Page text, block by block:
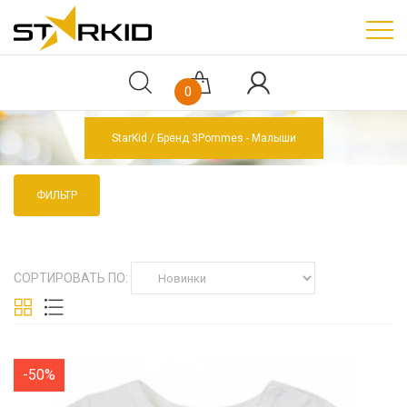
0
StarKid Бренд 3Pommes - Малыши
ФИЛЬТР
СОРТИРОВАТЬ ПО:
-50%